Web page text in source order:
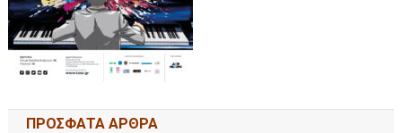
ΠΡΟΣΦΑΤΑ ΑΡΘΡΑ